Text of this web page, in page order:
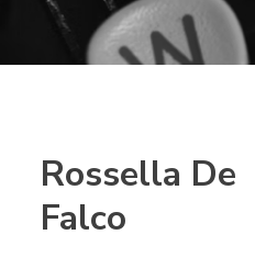
Rossella De
Falco